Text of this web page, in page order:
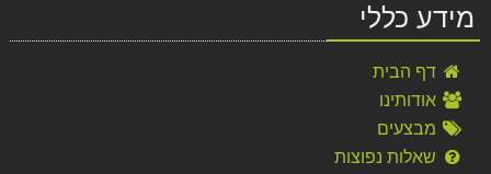
מידע כללי
דף הבית
אודותינו
מבצעים
שאלות נפוצות